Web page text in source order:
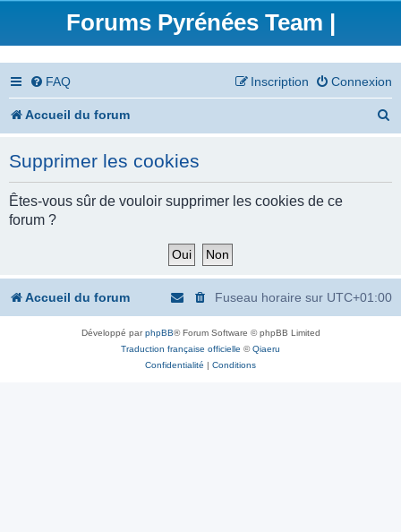
Forums Pyrénées Team |
FAQ Connexion
Inscription
Accueil du forum
c
Supprimer les cookies
Êtes-vous sûr de vouloir supprimer les cookies de ce
forum ?
Accueil du forum Fuseau horaire sur UTC+01:00
Développé parphpBB® Forum Software © phpBB Limited
Traduction française officielle ©Qiaeru
Confidentialité | Conditions